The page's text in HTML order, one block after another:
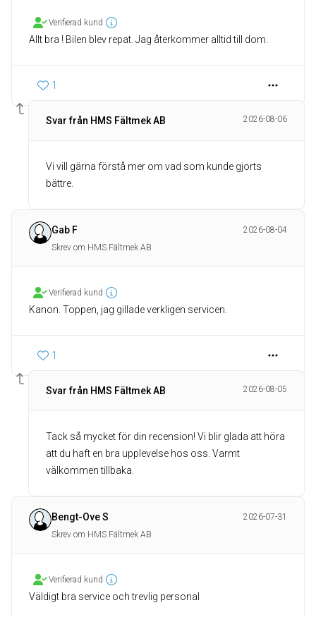
Verifierad kund
Allt bra ! Bilen blev repat. Jag återkommer alltid till dom.
1
Svar från HMS Fältmek AB 2026-08-06
Vi vill gärna förstå mer om vad som kunde gjorts
bättre.
Gab F
2026-08-04
Skrev om HMS Fältmek AB
Verifierad kund
Kanon. Toppen, jag gillade verkligen servicen.
1
Svar från HMS Fältmek AB 2026-08-05
Tack så mycket för din recension! Vi blir glada att höra
att du haft en bra upplevelse hos oss. Varmt
välkommen tillbaka.
Bengt-Ove S
2026-07-31
Skrev om HMS Fältmek AB
Verifierad kund
Väldigt bra service och trevlig personal